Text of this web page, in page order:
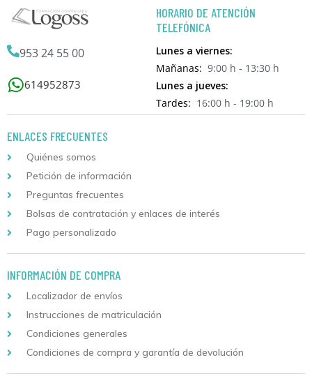
953 24 55 00
614952873
HORARIO DE ATENCIÓN
TELEFÓNICA
Lunes a viernes:
Mañanas: 9:00 h - 13:30 h
Lunes a jueves:
Tardes: 16:00 h - 19:00 h
ENLACES FRECUENTES
Quiénes somos
Petición de información
Preguntas frecuentes
Bolsas de contratación y enlaces de interés
Pago personalizado
INFORMACIÓN DE COMPRA
Localizador de envíos
Instrucciones de matriculación
Condiciones generales
Condiciones de compra y garantía de devolución